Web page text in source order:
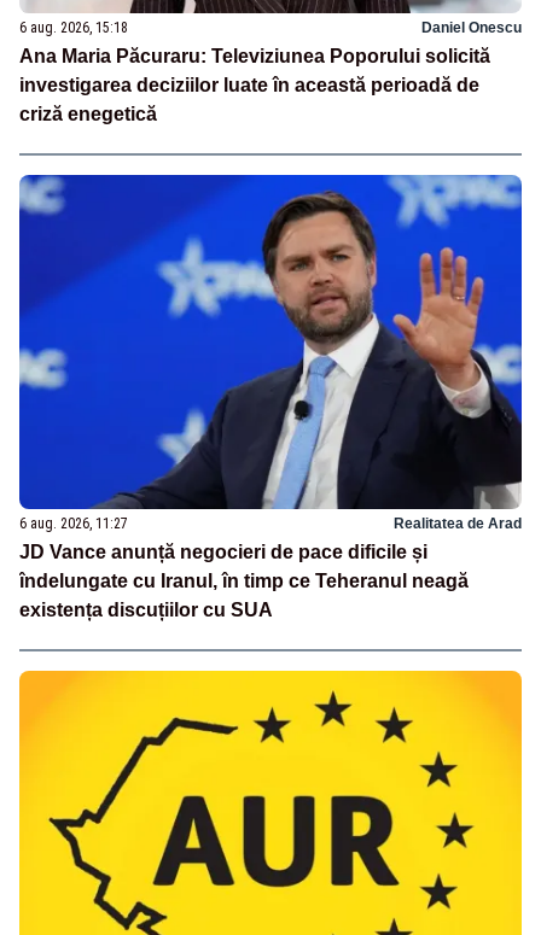
6 aug. 2026, 15:18 Daniel Onescu
Ana Maria Păcuraru: Televiziunea Poporului solicită
investigarea deciziilor luate în această perioadă de
criză enegetică
6 aug. 2026, 11:27 Realitatea de Arad
JD Vance anunță negocieri de pace dificile și
îndelungate cu Iranul, în timp ce Teheranul neagă
existența discuțiilor cu SUA